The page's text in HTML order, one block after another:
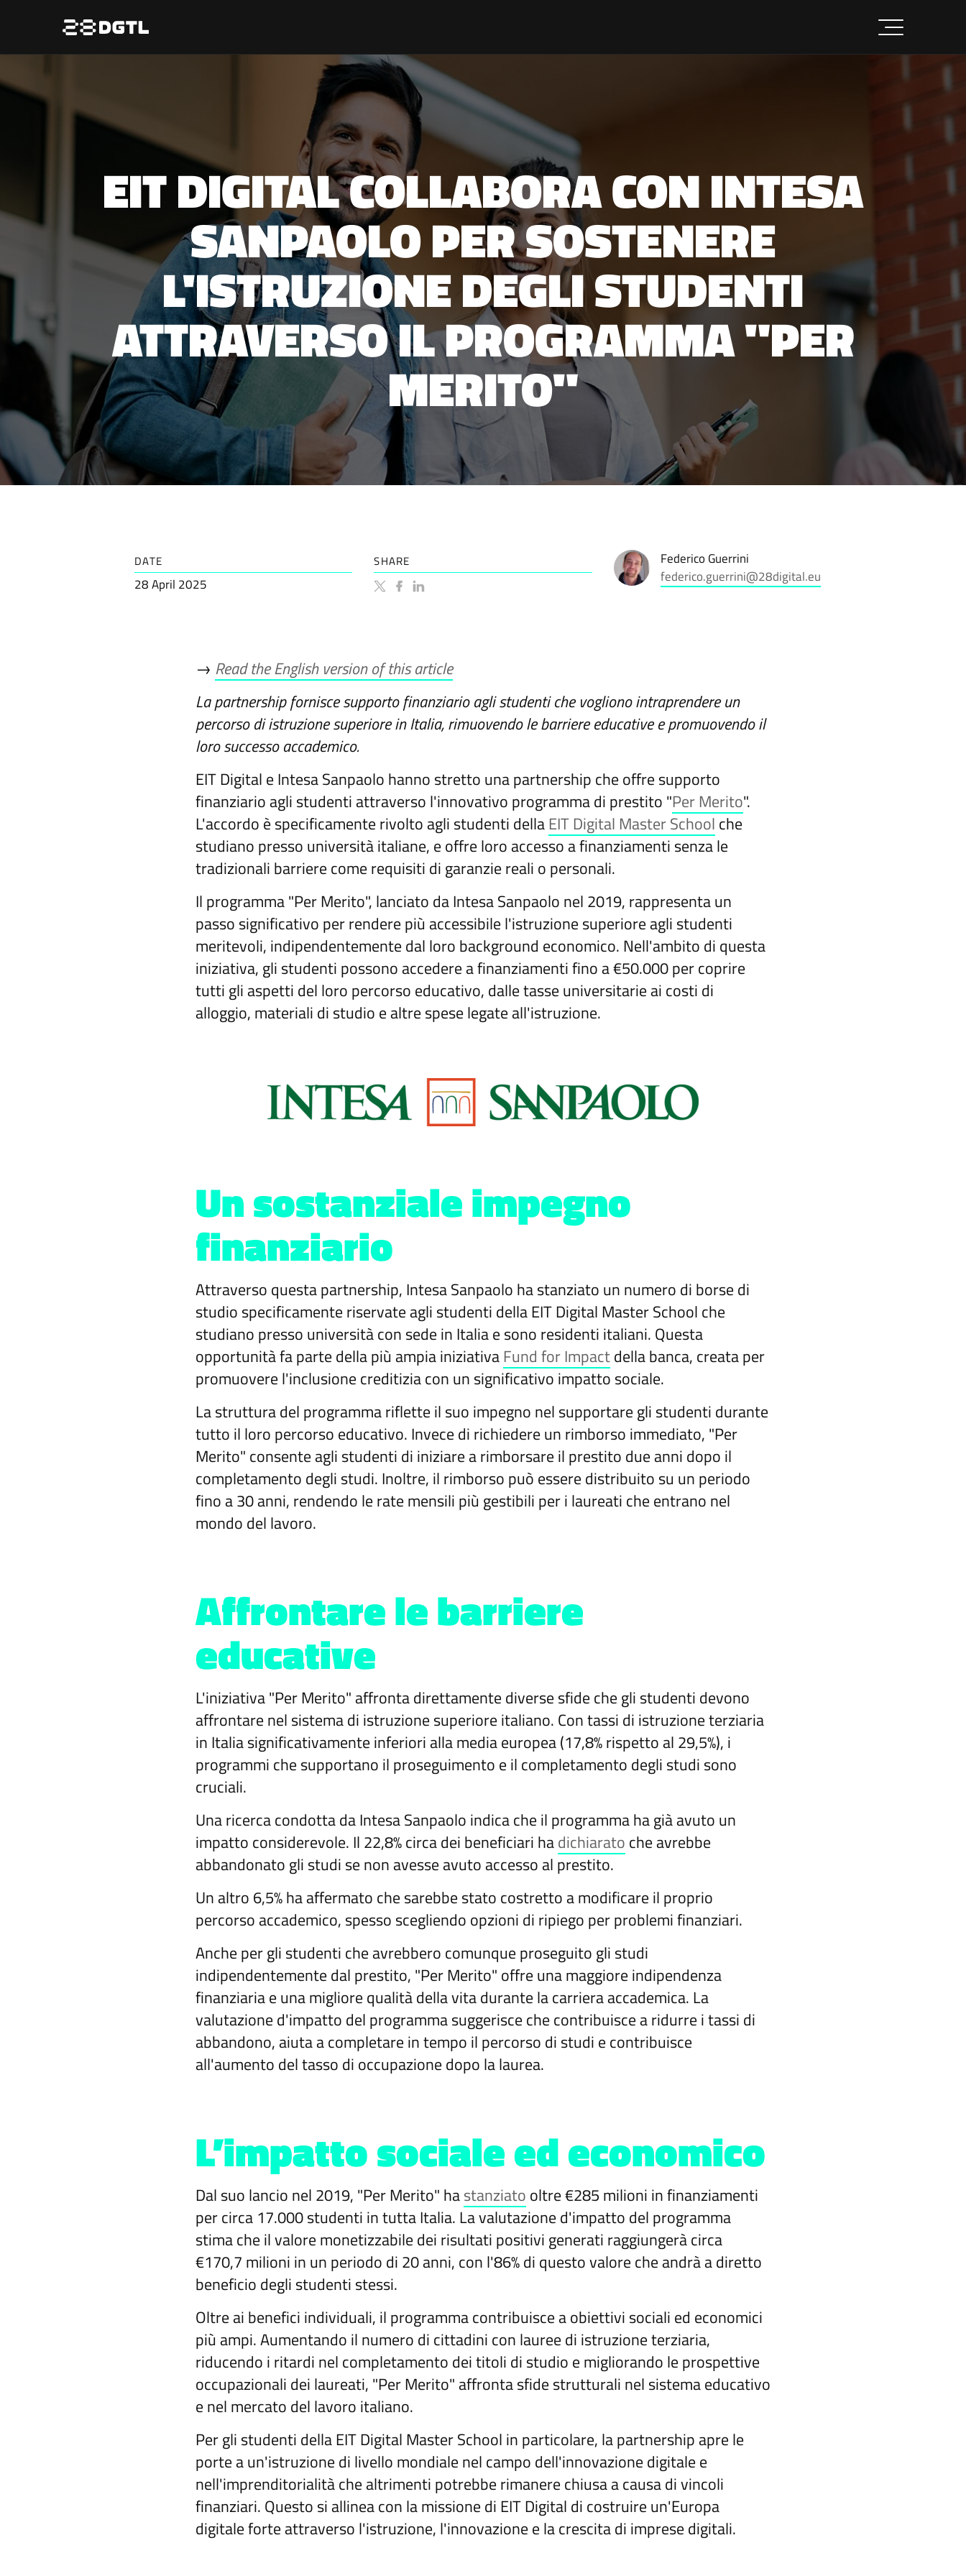
EIT DIGITAL COLLABORA CON INTESA
SANPAOLO PER SOSTENERE
L'ISTRUZIONE DEGLI STUDENTI
ATTRAVERSO IL PROGRAMMA "PER
MERITO"
DATE
28 April 2025
SHARE
Federico Guerrini
federico.guerrini@28digital.eu
→ Read the English version of this article
La partnership fornisce supporto finanziario agli studenti che vogliono intraprendere un
percorso di istruzione superiore in Italia, rimuovendo le barriere educative e promuovendo il
loro successo accademico.
EIT Digital e Intesa Sanpaolo hanno stretto una partnership che offre supporto
finanziario agli studenti attraverso l'innovativo programma di prestito "Per Merito".
L'accordo è specificamente rivolto agli studenti della EIT Digital Master School che
studiano presso università italiane, e offre loro accesso a finanziamenti senza le
tradizionali barriere come requisiti di garanzie reali o personali.
Il programma "Per Merito", lanciato da Intesa Sanpaolo nel 2019, rappresenta un
passo significativo per rendere più accessibile l'istruzione superiore agli studenti
meritevoli, indipendentemente dal loro background economico. Nell'ambito di questa
iniziativa, gli studenti possono accedere a finanziamenti fino a €50.000 per coprire
tutti gli aspetti del loro percorso educativo, dalle tasse universitarie ai costi di
alloggio, materiali di studio e altre spese legate all'istruzione.
Un sostanziale impegno
finanziario
Attraverso questa partnership, Intesa Sanpaolo ha stanziato un numero di borse di
studio specificamente riservate agli studenti della EIT Digital Master School che
studiano presso università con sede in Italia e sono residenti italiani. Questa
opportunità fa parte della più ampia iniziativa Fund for Impactdella banca, creata per
promuovere l'inclusione creditizia con un significativo impatto sociale.
La struttura del programma riflette il suo impegno nel supportare gli studenti durante
tutto il loro percorso educativo. Invece di richiedere un rimborso immediato, "Per
Merito" consente agli studenti di iniziare a rimborsare il prestito due anni dopo il
completamento degli studi. Inoltre, il rimborso può essere distribuito su un periodo
fino a 30 anni, rendendo le rate mensili più gestibili per i laureati che entrano nel
mondo del lavoro.
Affrontare le barriere
educative
L'iniziativa "Per Merito" affronta direttamente diverse sfide che gli studenti devono
affrontare nel sistema di istruzione superiore italiano. Con tassi di istruzione terziaria
in Italia significativamente inferiori alla media europea (17,8% rispetto al 29,5%), i
programmi che supportano il proseguimento e il completamento degli studi sono
cruciali.
Una ricerca condotta da Intesa Sanpaolo indica che il programma ha già avuto un
impatto considerevole. Il 22,8% circa dei beneficiari hadichiarato che avrebbe
abbandonato gli studi se non avesse avuto accesso al prestito.
Un altro 6,5% ha affermato che sarebbe stato costretto a modificare il proprio
percorso accademico, spesso scegliendo opzioni di ripiego per problemi finanziari.
Anche per gli studenti che avrebbero comunque proseguito gli studi
indipendentemente dal prestito, "Per Merito" offre una maggiore indipendenza
finanziaria e una migliore qualità della vita durante la carriera accademica. La
valutazione d'impatto del programma suggerisce che contribuisce a ridurre i tassi di
abbandono, aiuta a completare in tempo il percorso di studi e contribuisce
all'aumento del tasso di occupazione dopo la laurea.
L’impatto sociale ed economico
Dal suo lancio nel 2019, "Per Merito" hastanziato oltre €285 milioni in finanziamenti
per circa 17.000 studenti in tutta Italia. La valutazione d'impatto del programma
stima che il valore monetizzabile dei risultati positivi generati raggiungerà circa
€170,7 milioni in un periodo di 20 anni, con l'86% di questo valore che andrà a diretto
beneficio degli studenti stessi.
Oltre ai benefici individuali, il programma contribuisce a obiettivi sociali ed economici
più ampi. Aumentando il numero di cittadini con lauree di istruzione terziaria,
riducendo i ritardi nel completamento dei titoli di studio e migliorando le prospettive
occupazionali dei laureati, "Per Merito" affronta sfide strutturali nel sistema educativo
e nel mercato del lavoro italiano.
Per gli studenti della EIT Digital Master School in particolare, la partnership apre le
porte a un'istruzione di livello mondiale nel campo dell'innovazione digitale e
nell'imprenditorialità che altrimenti potrebbe rimanere chiusa a causa di vincoli
finanziari. Questo si allinea con la missione di EIT Digital di costruire un'Europa
digitale forte attraverso l'istruzione, l'innovazione e la crescita di imprese digitali.